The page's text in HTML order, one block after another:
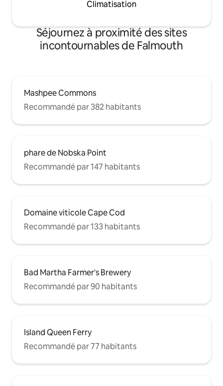
Climatisation
Séjournez à proximité des sites
incontournables de Falmouth
Mashpee Commons
Recommandé par 382 habitants
phare de Nobska Point
Recommandé par 147 habitants
Domaine viticole Cape Cod
Recommandé par 133 habitants
Bad Martha Farmer's Brewery
Recommandé par 90 habitants
Island Queen Ferry
Recommandé par 77 habitants